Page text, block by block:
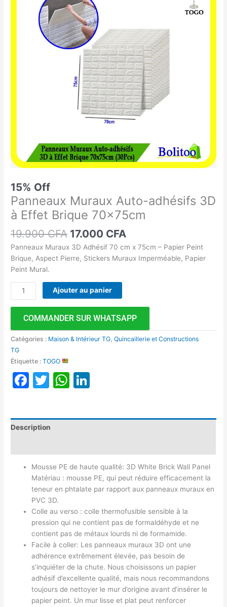
15% Off
Panneaux Muraux Auto-adhésifs 3D
à Effet Brique 70x75cm
19.900CFA
19.900 CFA.
17.000 CFA
17.000 CFA.
Panneaux Muraux 3D Adhésif 70 cm x 75cm – Papier Peint
Brique, Aspect Pierre, Stickers Muraux Imperméable, Papier
Peint Mural.
Ajouter au panier
COMMANDER SUR WHATSAPP
Catégories : Maison & Intérieur TG ,Quincaillerie et Constructions
TG
Étiquette :TOGO
Facebook
TwitterWhatsApp
Description
Mousse PE de haute qualité: 3D White Brick Wall Panel
Matériau : mousse PE, qui peut réduire efficacement la
teneur en phtalate par rapport aux panneaux muraux en
PVC 3D.
Colle au verso : colle thermofusible sensible à la
pression qui ne contient pas de formaldéhyde et ne
contient pas de métaux lourds ni de formamide.
Facile à coller: Les panneaux muraux 3D ont une
adhérence extrêmement élevée, pas besoin de
s’inquiéter de la chute. Nous choisissons un papier
adhésif d’excellente qualité, mais nous recommandons
toujours de nettoyer le mur d’origine avant d’insérer le
papier peint. Un mur lisse et plat peut renforcer